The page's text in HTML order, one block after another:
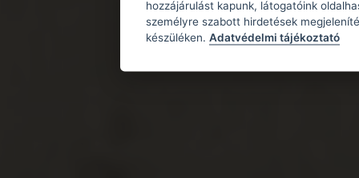
hozzájárulást kapunk, látogatóink
személyre szabott hirdetések
készüléken. Adatvédelmi tájékoztató